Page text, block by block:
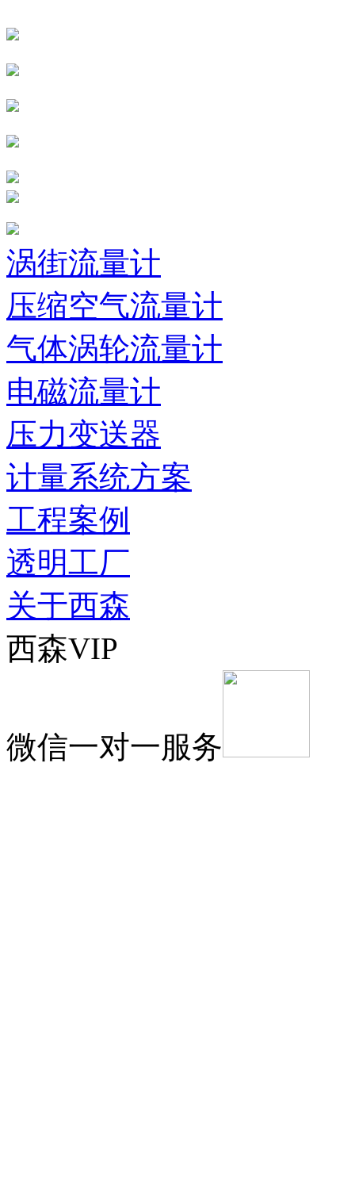
涡街流量计
压缩空气流量计
气体涡轮流量计
电磁流量计
压力变送器
计量系统方案
工程案例
透明工厂
关于西森
西森VIP
微信一对一服务